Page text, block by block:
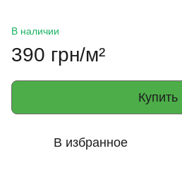
В наличии
390 грн/м²
Купить
В избранное